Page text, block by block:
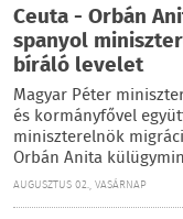
Ceuta - Orbán
spanyol
bíráló levelet
Magyar Péter
és kormányfővel
miniszterelnök
Orbán Anita
AUGUSZTUS 02., VASÁRNAP